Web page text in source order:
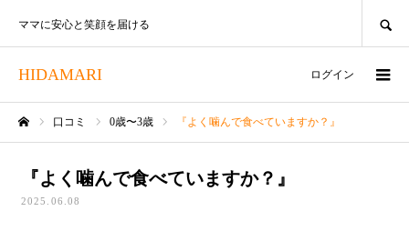
HIDAMARI
ママに安心と笑顔を届ける
ログイン
口コミ 0歳〜3歳 『よく噛んで食べていますか？』
『よく噛んで食べていますか？』
2025.06.08